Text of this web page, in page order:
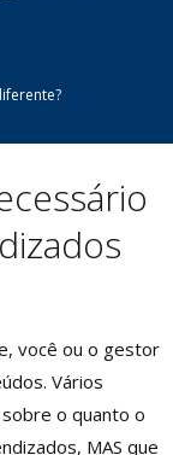
você ou o gestor
Vários
o quanto o
MAS que